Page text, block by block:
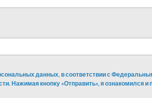
данных, в соответствии с
Нажимая кнопку «Отправить», я ознакомился и